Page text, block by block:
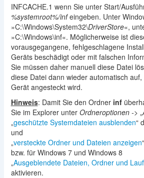
INFCACHE.1 wenn Sie unter Start/
%systemroot%/infeingeben. Unter
»C:\Windows\System32\DriverStore«,
»C:\Windows\inf«. Möglicherweise ist
vorausgegangene, fehlgeschlagene
Geräts beschädigt oder mit falschen
Sie müssen daher manuell diese Datei
diese Datei dann wieder automatisch
Gerät angesteckt wird.
Hinweis: Damit Sie den Ordner inf
Sie im Explorer unter Ordneroptionen -> „
„geschützte Systemdateien ausblenden“
und
„versteckte Ordner und Dateien anzeigen
bzw. für Windows 7 und Windows 8
„Ausgeblendete Dateien, Ordner und
aktivieren.